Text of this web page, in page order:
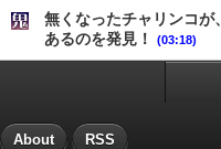
無くなったチャリンコが
あるのを発見！
(03:18)
About RSS